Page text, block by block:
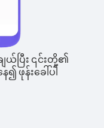
ပြီး ၎င်းတို့၏
ဖုန်းခေါ်ပါ